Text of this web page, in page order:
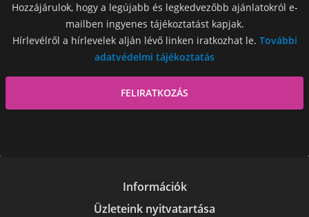
Hozzájárulok, hogy a legújabb és legkedvezőbb ajánlatokról e-
mailben ingyenes tájékoztatást kapjak.
Hírlevélről a hírlevelek alján lévő linken iratkozhat le. További
adatvédelmi tájékoztatás
Információk
Üzleteink nyitvatartása